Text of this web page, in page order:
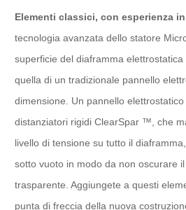
Elementi classici, con esperienza
tecnologia avanzata dello statore
superficie del diaframma
quella di un tradizionale pannello
dimensione. Un pannello
distanziatori rigidi ClearSpar ™, che
livello di tensione su tutto il
sotto vuoto in modo da non oscurare
trasparente. Aggiungete a questi
punta di freccia della nuova